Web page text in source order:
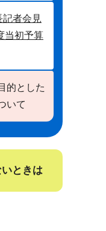
記者会見
当初予算
的とした
いて
ときは